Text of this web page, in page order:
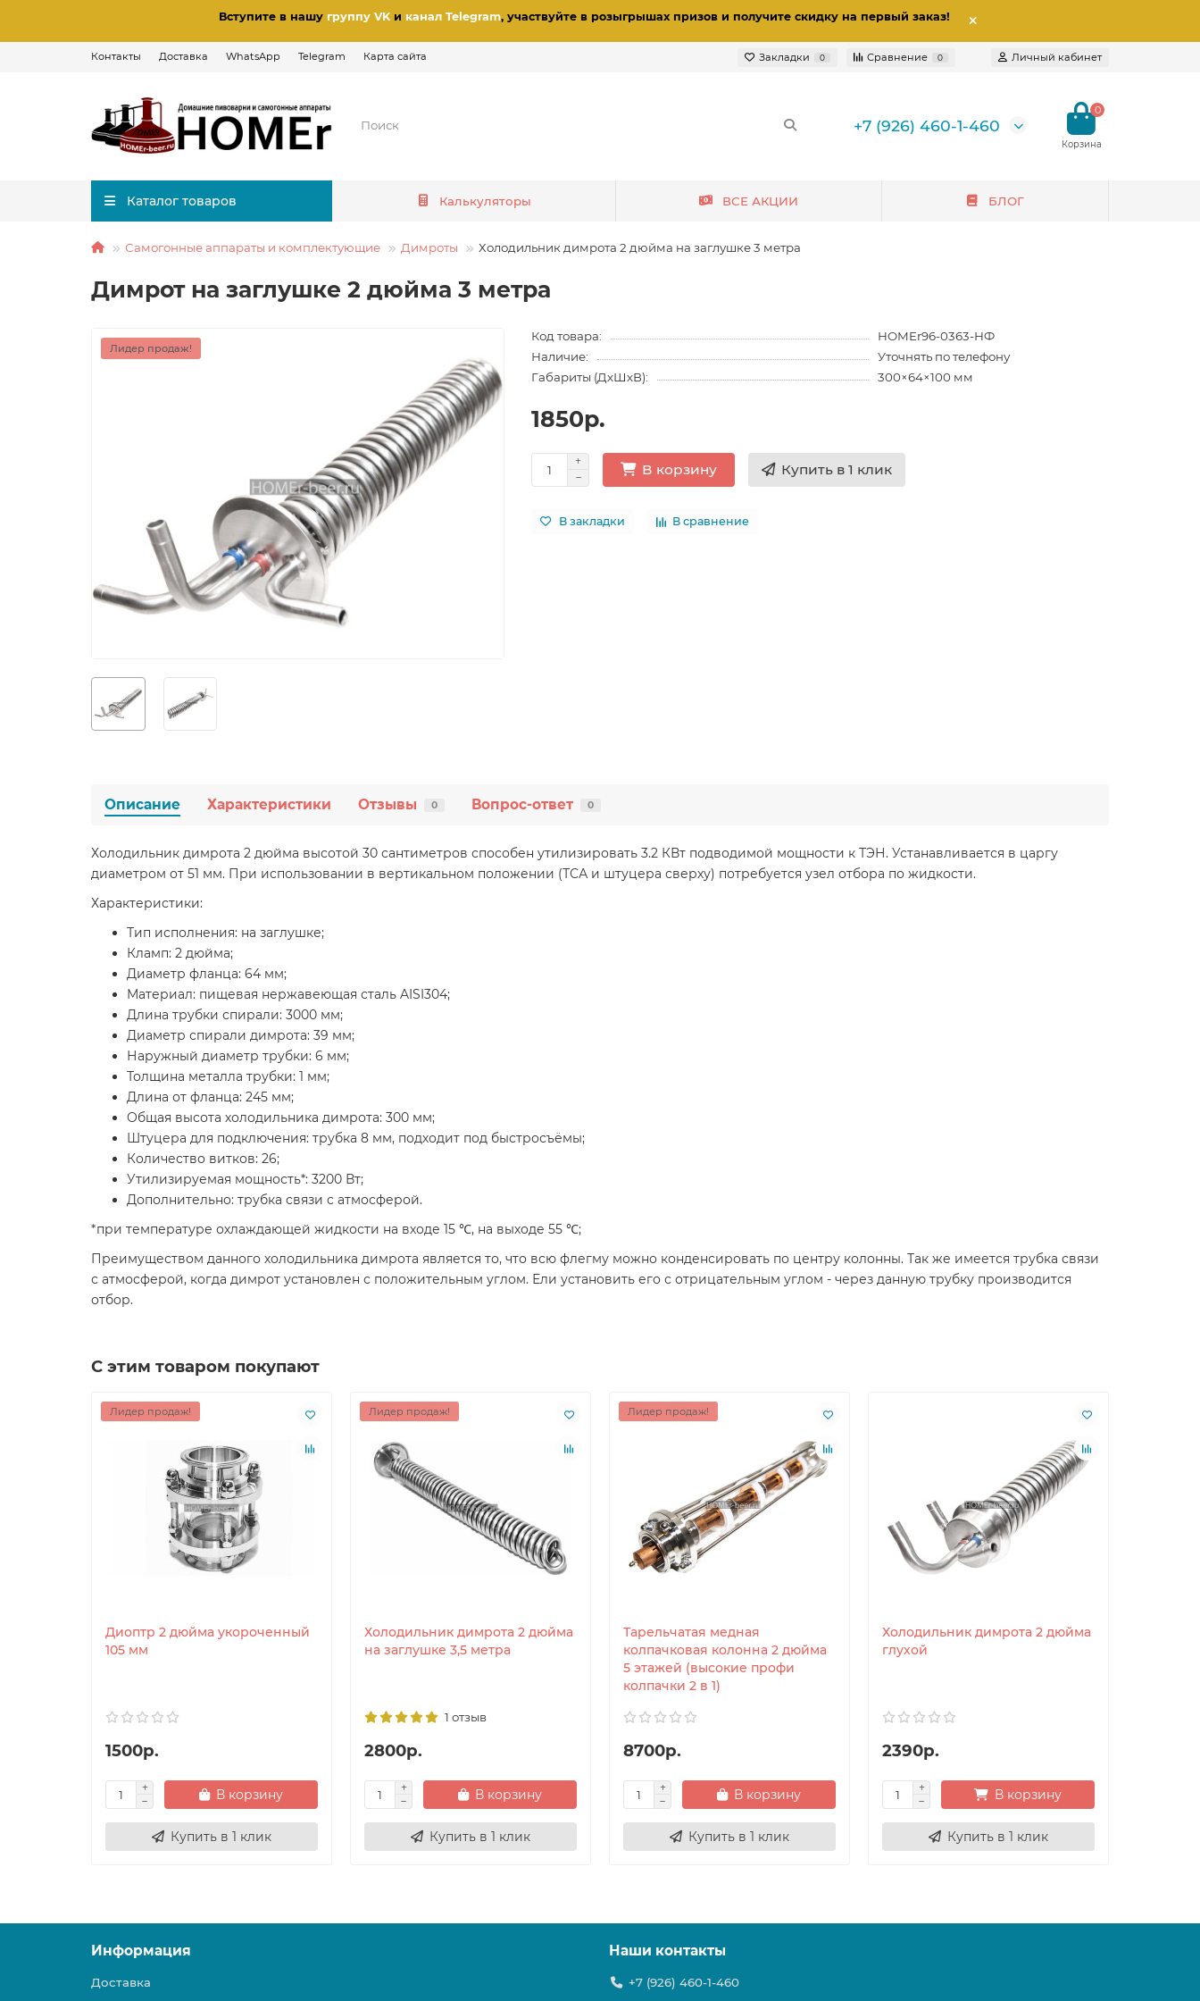
Вступите в нашу группу VKи канал Telegram, участвуйте в розыгрышах призов и получите скидку на первый заказ!
Контакты Доставка WhatsApp Telegram Карта сайта Закладки 0 Сравнение 0 Личный кабинет
+7 (926) 460-1-460
0
Каталог товаров Калькуляторы ВСЕ АКЦИИ БЛОГ
Самогонные аппараты и комплектующие Димроты Холодильник димрота 2 дюйма на заглушке 3 метра
Димрот на заглушке 2 дюйма 3 метра
Лидер продаж!
Код товара:
HOMEr96-0363-НФ
Наличие:
Уточнять по телефону
Габариты (ДхШхВ):
300×64×100 мм
1850р.
В корзину Купить в 1 клик
В закладки В сравнение
Описание Характеристики Отзывы 0 Вопрос-ответ 0
Холодильник димрота 2 дюйма высотой 30 сантиметров способен утилизировать 3.2 КВт подводимой мощности к ТЭН. Устанавливается в царгу
диаметром от 51 мм. При использовании в вертикальном положении (ТСА и штуцера сверху) потребуется узел отбора по жидкости.
Характеристики:
Тип исполнения: на заглушке;
Кламп: 2 дюйма;
Диаметр фланца: 64 мм;
Материал: пищевая нержавеющая сталь AISI304;
Длина трубки спирали: 3000 мм;
Диаметр спирали димрота: 39 мм;
Наружный диаметр трубки: 6 мм;
Толщина металла трубки: 1 мм;
Длина от фланца: 245 мм;
Общая высота холодильника димрота: 300 мм;
Штуцера для подключения: трубка 8 мм, подходит под быстросъёмы;
Количество витков: 26;
Утилизируемая мощность*: 3200 Вт;
Дополнительно: трубка связи с атмосферой.
*при температуре охлаждающей жидкости на входе 15 ℃, на выходе 55 ℃;
Преимуществом данного холодильника димрота является то, что всю флегму можно конденсировать по центру колонны. Так же имеется трубка связи
с атмосферой, когда димрот установлен с положительным углом. Ели установить его с отрицательным углом - через данную трубку производится
отбор.
С этим товаром покупают
Лидер продаж!
Диоптр 2 дюйма укороченный
105 мм
1500р.
В корзину
Купить в 1 клик
Лидер продаж!
Холодильник димрота 2 дюйма
на заглушке 3,5 метра
1 отзыв
2800р.
В корзину
Купить в 1 клик
Лидер продаж!
Тарельчатая медная
колпачковая колонна 2 дюйма
5 этажей (высокие профи
колпачки 2 в 1)
8700р.
В корзину
Купить в 1 клик
Холодильник димрота 2 дюйма
глухой
2390р.
В корзину
Купить в 1 клик
Информация
Доставка
Наши контакты
+7 (926) 460-1-460